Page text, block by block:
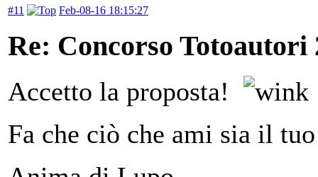
#11 Feb-08-16 18:15:27
Re: Concorso Totoautori
Accetto la proposta!
Fa che ciò che ami sia il